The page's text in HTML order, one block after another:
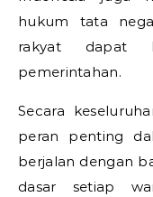
hukum tata
rakyat dapat
pemerintahan.
Secara
peran penting
berjalan dengan
dasar setiap